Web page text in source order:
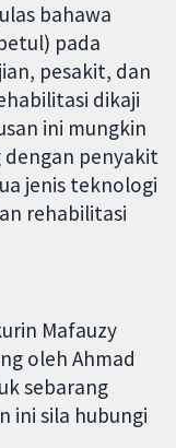
bahawa
pada
pesakit, dan
dikaji
ini mungkin
penyakit
jenis teknologi
rehabilitasi
Mafauzy
oleh Ahmad
sebarang
ini sila hubungi